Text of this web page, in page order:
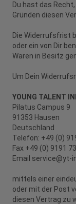
Du hast das
Gründen diesen
Die Widerrufsfrist
oder ein von Dir
Waren in Besitz
Um Dein
YOUNG TALENT
Pilatus Campus 9
91353 Hausen
Deutschland
Telefon: +49 (0)
Fax +49 (0) 9191
Email service@yt-
mittels einer
oder mit der Post
diesen Vertrag zu